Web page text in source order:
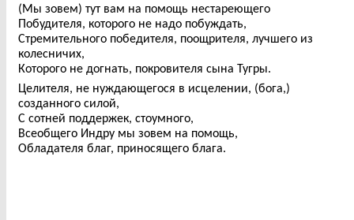
(Мы зовем) тут вам на помощь нестареющего
Побудителя, которого не надо побуждать,
Стремительного победителя, поощрителя, лучшего из
колесничих,
Которого не догнать, покровителя сына Тугры.
Целителя, не нуждающегося в исцелении, (бога,)
созданного силой,
С сотней поддержек, стоумного,
Всеобщего Индру мы зовем на помощь,
Обладателя благ, приносящего блага.